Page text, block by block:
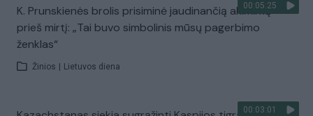
00:05:25
K. Prunskienės brolis prisiminė jaudinančią akimirką
prieš mirtį: „Tai buvo simbolinis mūsų pagerbimo
ženklas“
Žinios Lietuvos diena
00:03:01